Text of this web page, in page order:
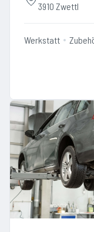
3910 Zwettl
Werkstatt